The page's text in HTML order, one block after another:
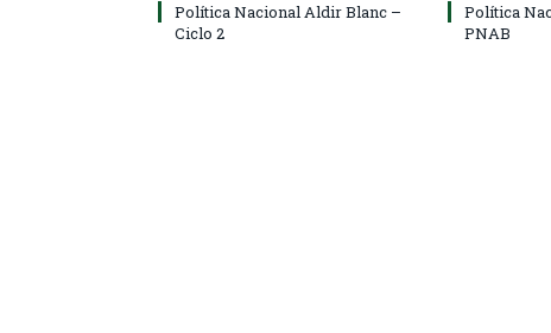
Política Nacional Aldir Blanc –
Ciclo 2
Política
PNAB